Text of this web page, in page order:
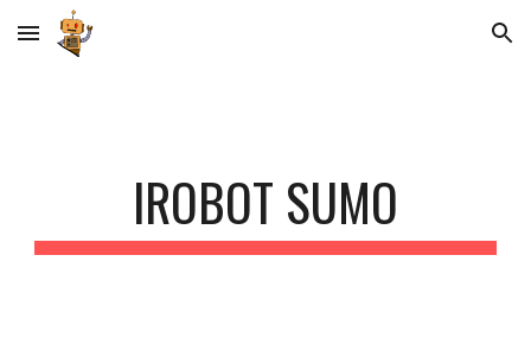
Skip to main content Skip to navigation
IROBOT SUMO